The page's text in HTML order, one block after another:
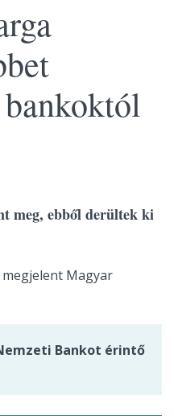
meg, ebből derültek ki
Magyar
Bankot érintő